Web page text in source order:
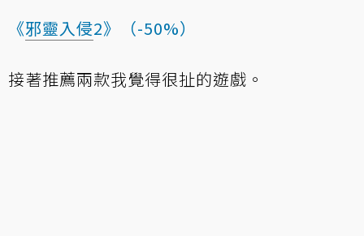
《邪靈入侵2》（-50%）
接著推薦兩款我覺得很扯的遊戲。